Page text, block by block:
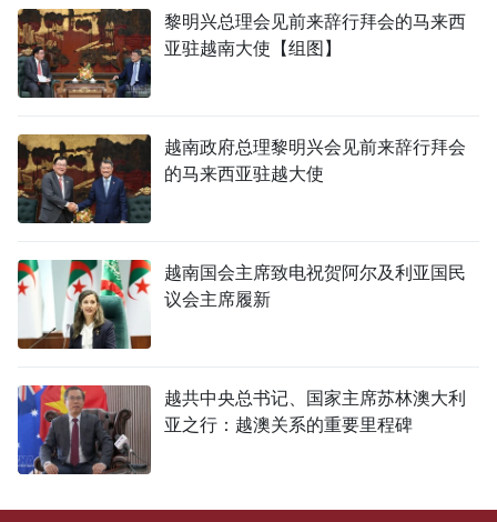
黎明兴总理会见前来辞行拜会的马来西
亚驻越南大使【组图】
越南政府总理黎明兴会见前来辞行拜会
的马来西亚驻越大使
越南国会主席致电祝贺阿尔及利亚国民
议会主席履新
越共中央总书记、国家主席苏林澳大利
亚之行：越澳关系的重要里程碑